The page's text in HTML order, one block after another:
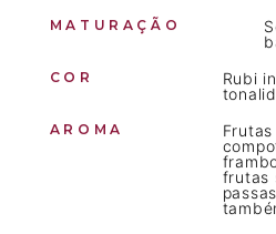
MATURAÇÃO
COR
Rubi
AROMA
frutas